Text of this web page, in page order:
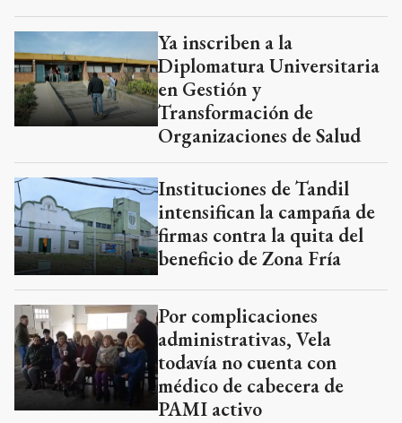
Ya inscriben a la
Diplomatura Universitaria
en Gestión y
Transformación de
Organizaciones de Salud
Instituciones de Tandil
intensifican la campaña de
firmas contra la quita del
beneficio de Zona Fría
Por complicaciones
administrativas, Vela
todavía no cuenta con
médico de cabecera de
PAMI activo